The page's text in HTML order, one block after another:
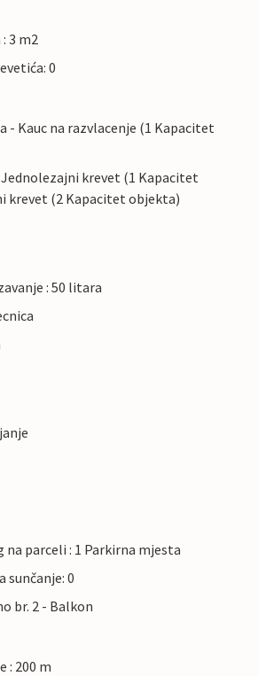
3 m2
0
- Kauc na razvlacenje (1 Kapacitet
Jednolezajni krevet (1 Kapacitet
krevet (2 Kapacitet objekta)
: 50 litara
na parceli : 1 Parkirna mjesta
sunčanje: 0
br. 2 - Balkon
: 200 m